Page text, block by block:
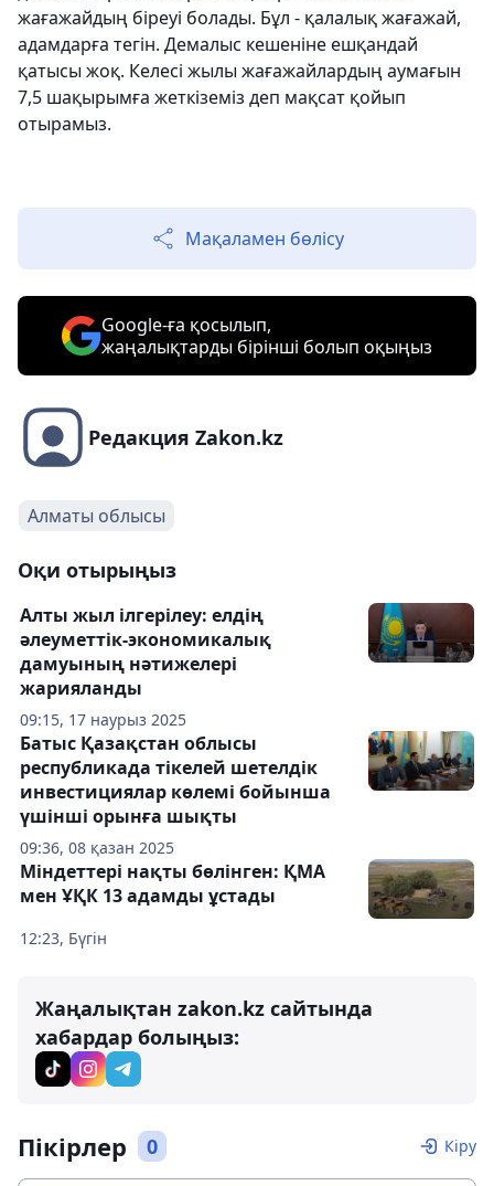
жағажайдың біреуі болады. Бұл - қалалық жағажай,
адамдарға тегін. Демалыс кешеніне ешқандай
қатысы жоқ. Келесі жылы жағажайлардың аумағын
7,5 шақырымға жеткіземіз деп мақсат қойып
отырамыз.
Мақаламен бөлісу
Google-ға қосылып,
жаңалықтарды бірінші болып оқыңыз
Редакция Zakon.kz
Алматы облысы
Оқи отырыңыз
09:15, 17 наурыз 2025
Алты жыл ілгерілеу: елдің
әлеуметтік-экономикалық
дамуының нәтижелері
жарияланды
09:36, 08 қазан 2025
Батыс Қазақстан облысы
республикада тікелей шетелдік
инвестициялар көлемі бойынша
үшінші орынға шықты
12:23, Бүгін
Міндеттері нақты бөлінген: ҚМА
мен ҰҚК 13 адамды ұстады
Жаңалықтан zakon.kz сайтында
хабардар болыңыз:
Пікірлер 0 Кіру